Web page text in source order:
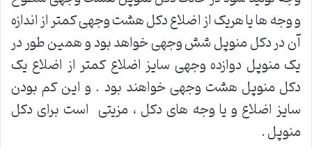
و وجه ها یا هریک از اضلاع دکل هشت وجهی کمتر از اندازه
آن در دکل منوپل شش وجهی خواهد بود و همین طور در
یک منوپل دوازده وجهی سایز اضلاع کمتر از اضلاع یک
دکل منوپل هشت وجهی خواهند بود . و این کم بودن
سایز اضلاع و یا وجه های دکل ، مزیتی است برای دکل
منوپل .